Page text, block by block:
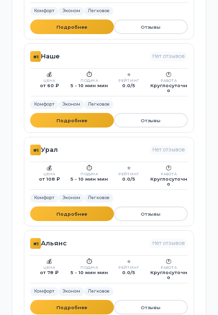
Комфорт Эконом Легковое
Подробнее Отзывы
#1 Наше Нет отзывов
💰
ЦЕНА
от 60 ₽
⏱️
ПОДАЧА
5 - 10 мин мин
⭐
РЕЙТИНГ
0.0/5
🕐
РАБОТА
Круглосуточн
о
Комфорт Эконом Легковое
Подробнее Отзывы
#1 Урал Нет отзывов
💰
ЦЕНА
от 108 ₽
⏱️
ПОДАЧА
5 - 10 мин мин
⭐
РЕЙТИНГ
0.0/5
🕐
РАБОТА
Круглосуточн
о
Комфорт Эконом Легковое
Подробнее Отзывы
#1 Альянс Нет отзывов
💰
ЦЕНА
от 78 ₽
⏱️
ПОДАЧА
5 - 10 мин мин
⭐
РЕЙТИНГ
0.0/5
🕐
РАБОТА
Круглосуточн
о
Комфорт Эконом Легковое
Подробнее Отзывы